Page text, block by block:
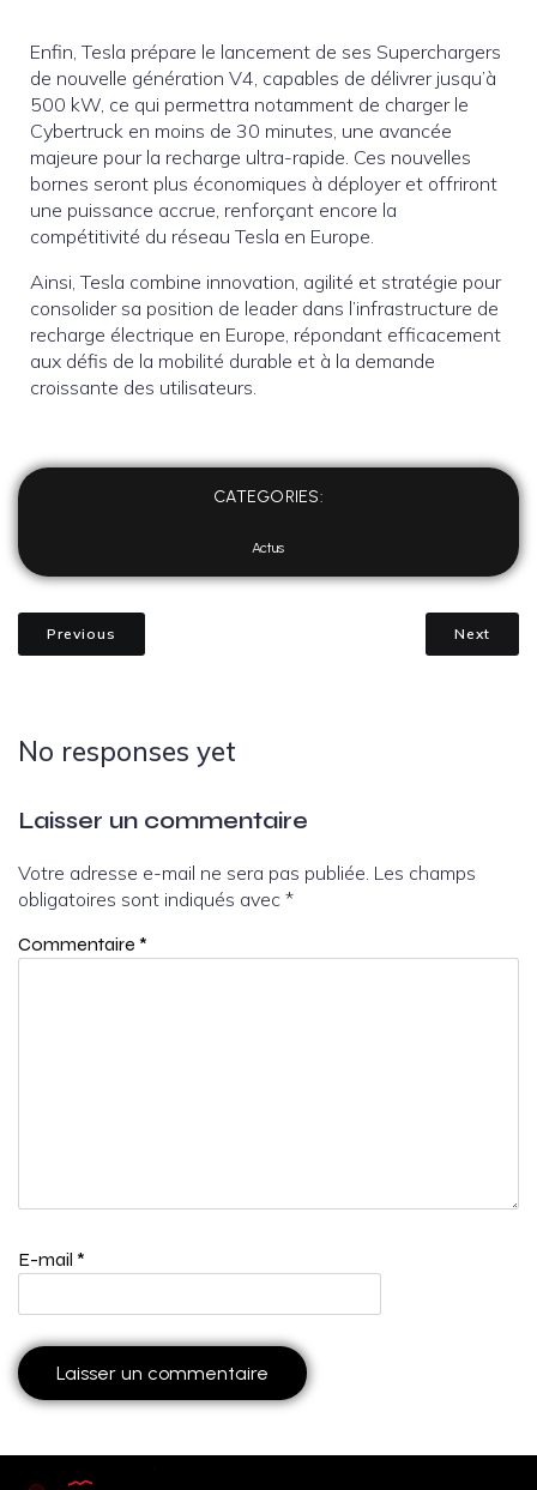
Enfin, Tesla prépare le lancement de ses Superchargers
de nouvelle génération V4, capables de délivrer jusqu’à
500 kW, ce qui permettra notamment de charger le
Cybertruck en moins de 30 minutes, une avancée
majeure pour la recharge ultra-rapide. Ces nouvelles
bornes seront plus économiques à déployer et offriront
une puissance accrue, renforçant encore la
compétitivité du réseau Tesla en Europe.
Ainsi, Tesla combine innovation, agilité et stratégie pour
consolider sa position de leader dans l’infrastructure de
recharge électrique en Europe, répondant efficacement
aux défis de la mobilité durable et à la demande
croissante des utilisateurs.
CATEGORIES:
Actus
Previous Next
No responses yet
Laisser un commentaire
Votre adresse e-mail ne sera pas publiée. Les champs
obligatoires sont indiqués avec *
Commentaire *
E-mail *